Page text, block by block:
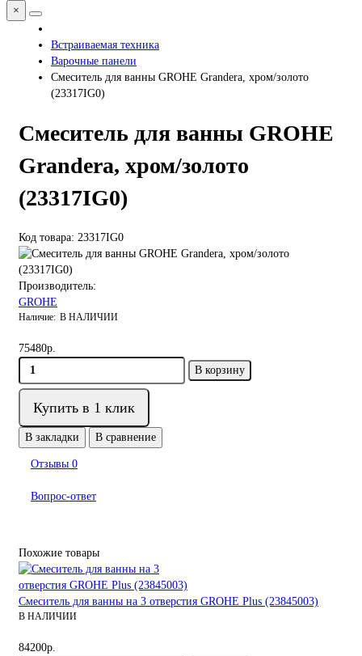
×
Встраиваемая техника
Варочные панели
Смеситель для ванны GROHE Grandera, хром/золото
(23317IG0)
Смеситель для ванны GROHE
Grandera, хром/золото
(23317IG0)
Код товара: 23317IG0
Производитель:
GROHE
В НАЛИЧИИ
75480р.
В корзину
Купить в 1 клик
В закладки В сравнение
Отзывы 0
Вопрос-ответ
Похожие товары
Смеситель для ванны на 3 отверстия GROHE Plus (23845003)
В НАЛИЧИИ
84200р.